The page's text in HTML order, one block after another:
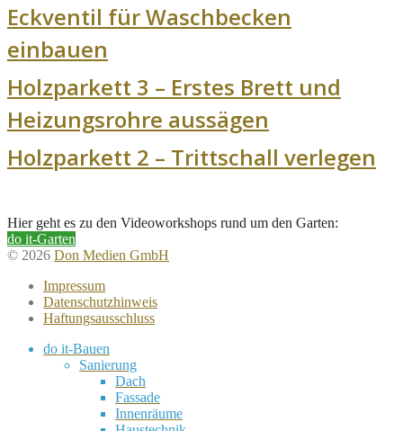
Eckventil für Waschbecken
einbauen
Holzparkett 3 – Erstes Brett und
Heizungsrohre aussägen
Holzparkett 2 – Trittschall verlegen
Hier geht es zu den Videoworkshops rund um den Garten:
do it-Garten
© 2026 Don Medien GmbH
Impressum
Datenschutzhinweis
Haftungsausschluss
do it-Bauen
Sanierung
Dach
Fassade
Innenräume